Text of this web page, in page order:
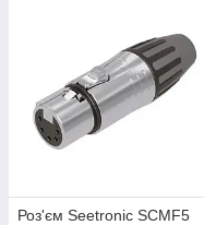
Роз'єм Seetronic SCMF5